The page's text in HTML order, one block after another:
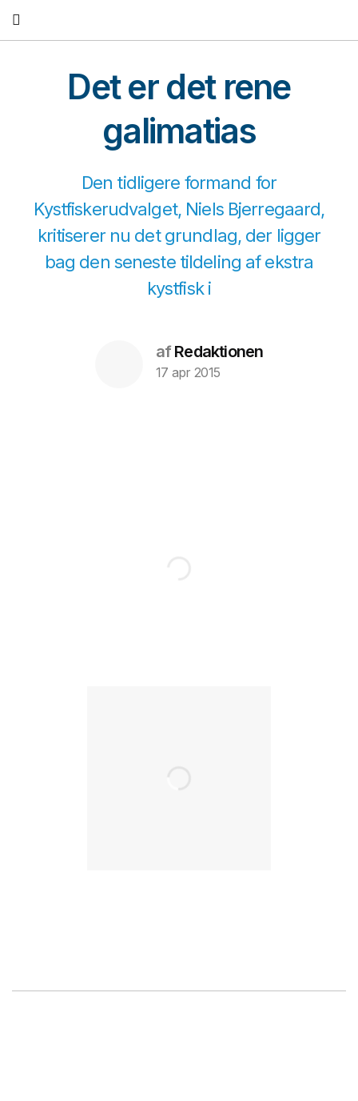
Det er det rene
galimatias
Den tidligere formand for
Kystfiskerudvalget, Niels Bjerregaard,
kritiserer nu det grundlag, der ligger
bag den seneste tildeling af ekstra
kystfisk i
afRedaktionen
17 apr 2015